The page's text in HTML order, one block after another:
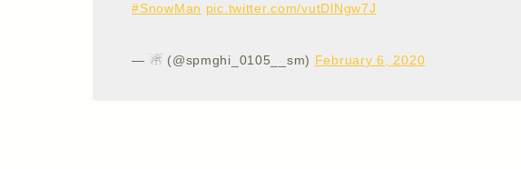
#SnowMan pic.twitter.com/vutDlNgw7J
— ☃︎ (@spmghi_0105__sm) February 6, 2020